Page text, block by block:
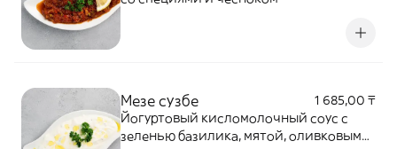
Мезе сузбе
1 685,00 ₸
Йогуртовый кисломолочный соус с
зеленью базилика, мятой, оливковым